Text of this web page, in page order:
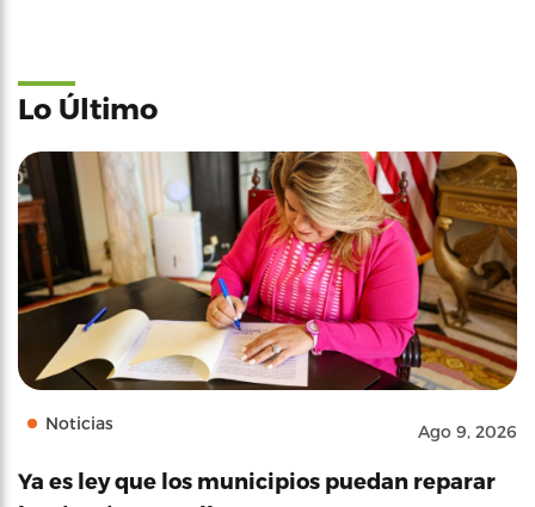
Lo Último
Noticias Ago 9, 2026
Ya es ley que los municipios puedan reparar